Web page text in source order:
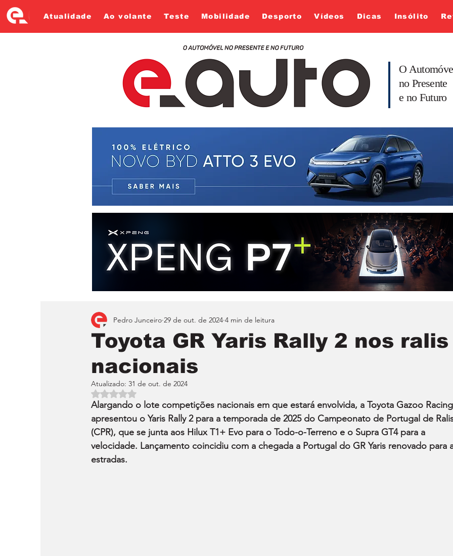
Atualidade Ao volante Teste Mobilidade Desporto Vídeos Dicas Insólito
O
no Presente
e no Futuro
Toyota GR Yaris Rally 2 nos ralis
nacionais
Pedro Junceiro 29 de out. de 2024 4 min de leitura
Atualizado: 31 de out. de 2024
Avaliado com NaN de 5 estrelas.
Alargando o lote competições nacionais em que estará envolvida, a Toyota Gazoo
apresentou o Yaris Rally 2 para a temporada de 2025 do Campeonato de Portugal de
(CPR), que se junta aos Hilux T1+ Evo para o Todo-o-Terreno e o Supra GT4 para a
velocidade. Lançamento coincidiu com a chegada a Portugal do GR Yaris renovado para
estradas.